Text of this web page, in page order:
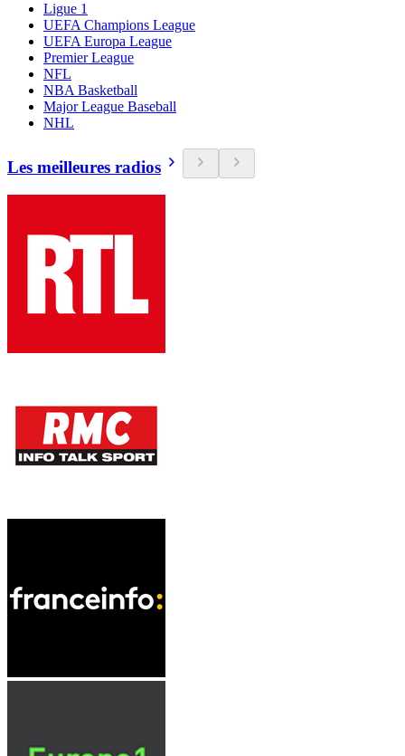
Ligue 1
UEFA Champions League
UEFA Europa League
Premier League
NFL
NBA Basketball
Major League Baseball
NHL
Les meilleures radios